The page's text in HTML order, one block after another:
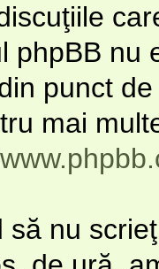
phpBB nu
punct
mai
să nu